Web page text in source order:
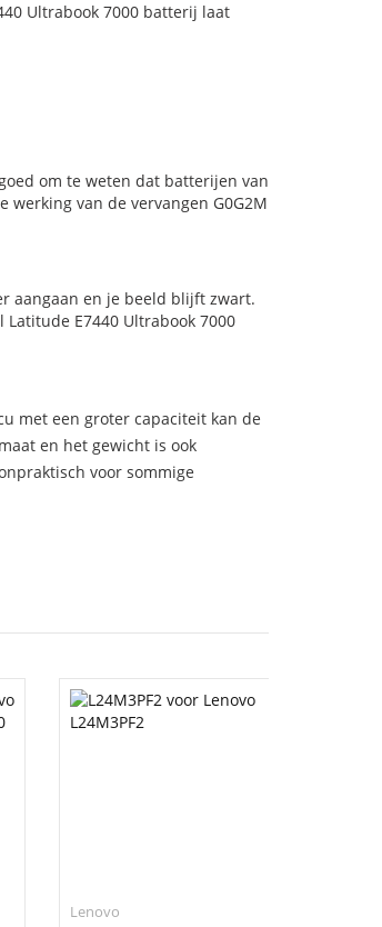
Ultrabook 7000 batterij laat
om te weten dat batterijen van
van de vervangen G0G2M
aangaan en je beeld blijft zwart.
E7440 Ultrabook 7000
met een groter capaciteit kan de
en het gewicht is ook
voor sommige
Lenovo